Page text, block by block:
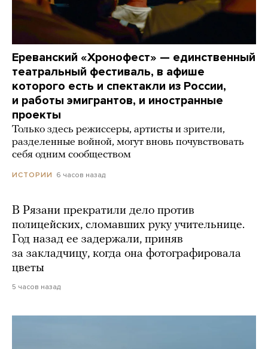
Ереванский «Хронофест» — единственный
театральный фестиваль, в афише
которого есть и спектакли из России,
и работы эмигрантов, и иностранные
проекты
Только здесь режиссеры, артисты и зрители,
разделенные войной, могут вновь почувствовать
себя одним сообществом
ИСТОРИИ 6 часов назад
В Рязани прекратили дело против
полицейских, сломавших руку учительнице.
Год назад ее задержали, приняв
за закладчицу, когда она фотографировала
цветы
5 часов назад